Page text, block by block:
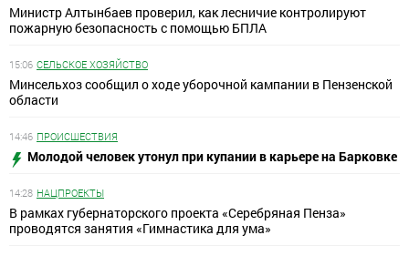
Министр Алтынбаев проверил, как лесничие контролируют
пожарную безопасность с помощью БПЛА
15:06 СЕЛЬСКОЕ ХОЗЯЙСТВО
Минсельхоз сообщил о ходе уборочной кампании в Пензенской
области
14:46 ПРОИСШЕСТВИЯ
Молодой человек утонул при купании в карьере на Барковке
14:28 НАЦПРОЕКТЫ
В рамках губернаторского проекта «Серебряная Пенза»
проводятся занятия «Гимнастика для ума»